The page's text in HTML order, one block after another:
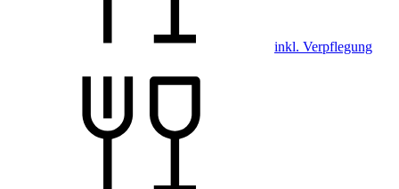
inkl. Verpflegung